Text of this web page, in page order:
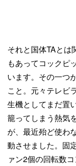
それと国体TAとは
もあってコックピ
います。その一つ
こと。元々テレビ
生機としてまだ置
籠ってしまう熱気
が、最近殆ど使わ
動させました。固
ァン2個の回転数